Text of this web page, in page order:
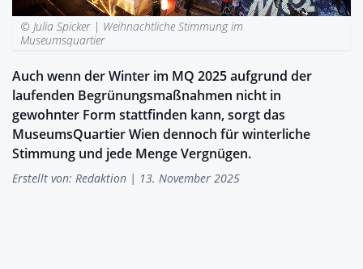
© Julia Spicker | Weihnachtliche Stimmung im
Museumsquartier
Auch wenn der Winter im MQ 2025 aufgrund der
laufenden Begrünungsmaßnahmen nicht in
gewohnter Form stattfinden kann, sorgt das
MuseumsQuartier Wien dennoch für winterliche
Stimmung und jede Menge Vergnügen.
Erstellt von: Redaktion | 13. November 2025